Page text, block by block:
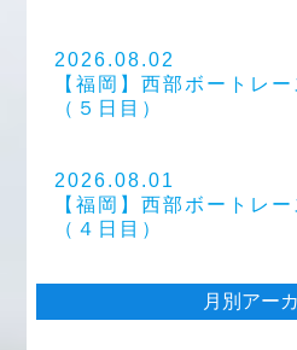
2026.08.02
【福岡】西部ボートレ
（５日目）
2026.08.01
【福岡】西部ボートレ
（４日目）
月別アー